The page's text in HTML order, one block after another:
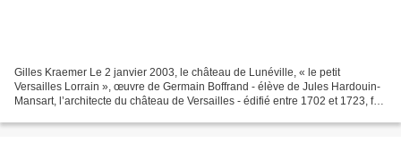
Gilles Kraemer Le 2 janvier 2003, le château de Lunéville, « le petit
Versailles Lorrain », œuvre de Germain Boffrand - élève de Jules Hardouin-
Mansart, l’architecte du château de Versailles - édifié entre 1702 et 1723, fut